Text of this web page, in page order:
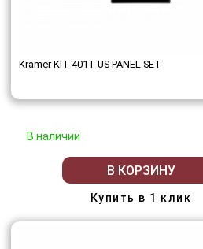
Kramer KIT-401T US PANEL SET
В наличии
В КОРЗИНУ
Купить в 1 клик